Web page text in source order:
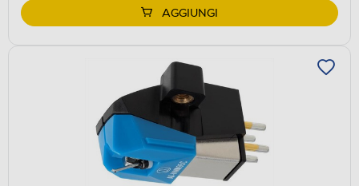
AGGIUNGI